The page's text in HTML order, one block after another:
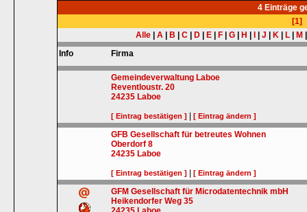
4 Einträge
[1]
Alle
A B C D E F G H J K L M
Info
Firma
Gemeindeverwaltung Laboe
Reventloustr. 20
24235 Laboe
[ Eintrag bestätigen ] |[ Eintrag ändern ]
GFB Gesellschaft für betreutes Wohnen
Oberdorf 8
24235 Laboe
[ Eintrag bestätigen ] |[ Eintrag ändern ]
GFM Gesellschaft für Microdatentechnik mbH
Heikendorfer Weg 35